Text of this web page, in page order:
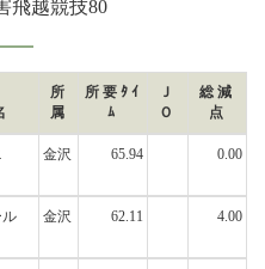
越競技80
所
属
所要ﾀｲ
ﾑ
Ｊ
Ｏ
総減
点
金沢 65.94 0.00
ル 金沢 62.11 4.00